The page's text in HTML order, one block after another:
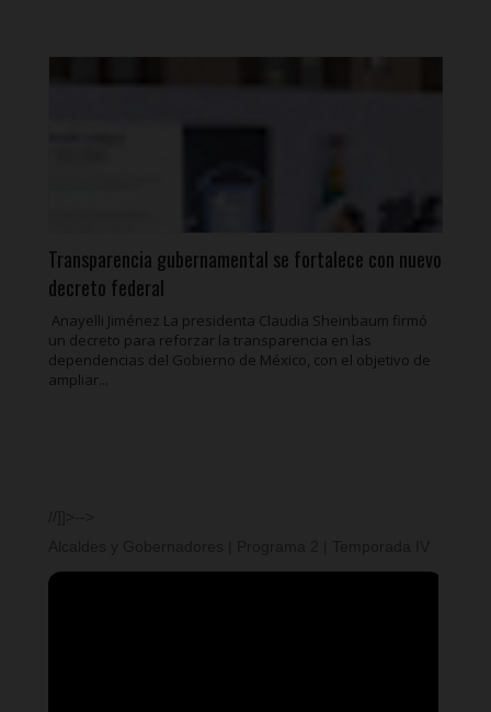
Transparencia gubernamental se fortalece con nuevo
decreto federal
Anayelli Jiménez La presidenta Claudia Sheinbaum firmó
un decreto para reforzar la transparencia en las
dependencias del Gobierno de México, con el objetivo de
ampliar...